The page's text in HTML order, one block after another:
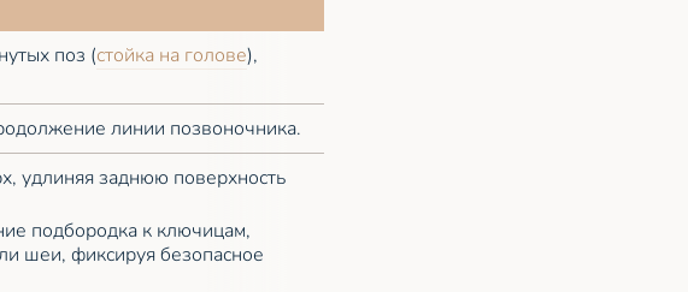
поз (стойка на голове),
линии позвоночника.
удлиняя заднюю поверхность
подбородка к ключицам,
шеи, фиксируя безопасное